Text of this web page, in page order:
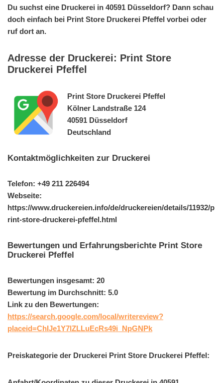
Du suchst eine Druckerei in 40591 Düsseldorf? Dann schau
doch einfach bei Print Store Druckerei Pfeffel vorbei oder
ruf dort an.
Adresse der Druckerei: Print Store
Druckerei Pfeffel
Print Store Druckerei Pfeffel
Kölner Landstraße 124
40591 Düsseldorf
Deutschland
Kontaktmöglichkeiten zur Druckerei
Telefon: +49 211 226494
Webseite:
https://www.druckereien.info/de/druckereien/details/11932/p
rint-store-druckerei-pfeffel.html
Bewertungen und Erfahrungsberichte Print Store
Druckerei Pfeffel
Bewertungen insgesamt: 20
Bewertung im Durchschnitt: 5.0
Link zu den Bewertungen:
https://search.google.com/local/writereview?
placeid=ChIJe1Y7lZLLuEcRs49i_NpGNPk
Preiskategorie der Druckerei Print Store Druckerei Pfeffel: